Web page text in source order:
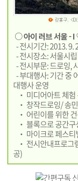
○ 아이 러브 서울 -
- 전시기간: 2013. 9.
- 전시장소: 서울시
- 전시부문: 드로잉,
- 부대행사: 기간 중
대행사 운영
‧ 미디어아트 체험
‧ 창작드로잉/ 송
‧ 어린이를 위한
‧ 블록으로 공간구
‧ 마이크로 페스티
‧ 전시안내프로그
공)